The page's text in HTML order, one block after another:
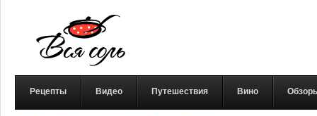
Рецепты Видео Путешествия Вино